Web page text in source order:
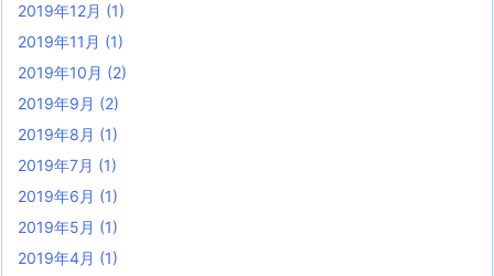
2019年12月 (1)
2019年11月 (1)
2019年10月 (2)
2019年9月 (2)
2019年8月 (1)
2019年7月 (1)
2019年6月 (1)
2019年5月 (1)
2019年4月 (1)